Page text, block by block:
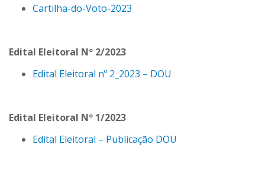
Cartilha-do-Voto-2023
Edital Eleitoral Nº 2/2023
Edital Eleitoral nº 2_2023 – DOU
Edital Eleitoral Nº 1/2023
Edital Eleitoral – Publicação DOU